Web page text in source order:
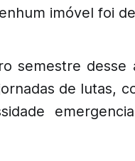
imóvel foi
semestre desse
de lutas,